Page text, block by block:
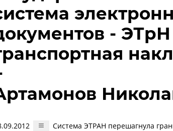
-
Система ЭТРАН перешагнула